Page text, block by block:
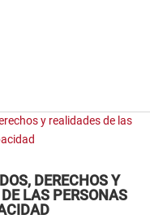
DERECHOS Y
LAS PERSONAS